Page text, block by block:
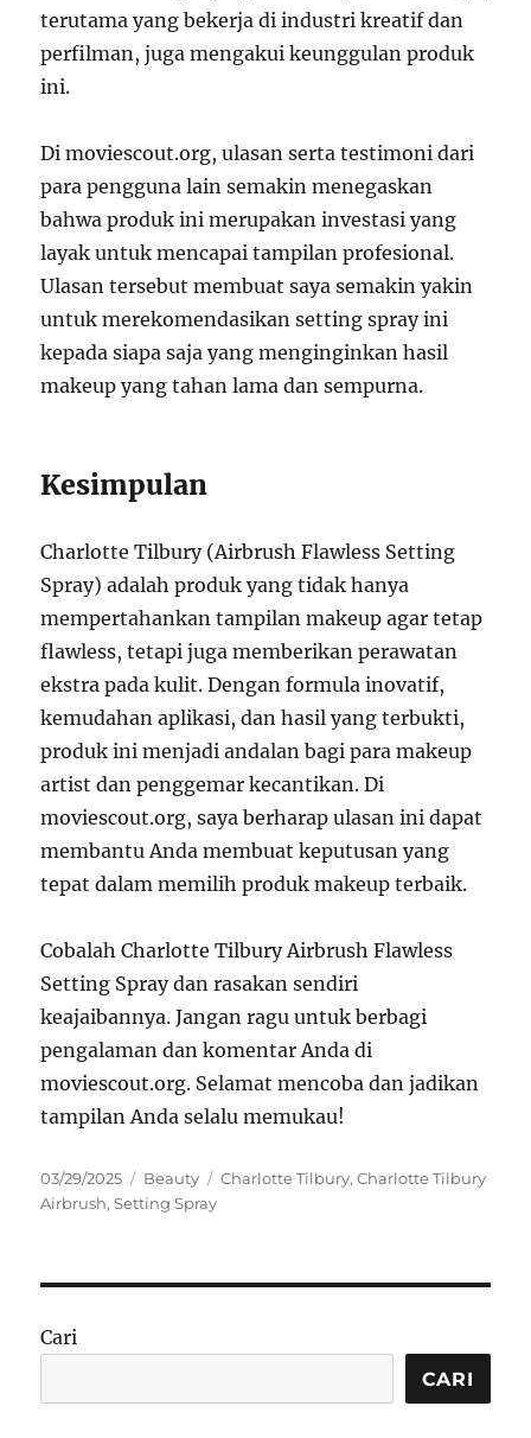
terutama yang bekerja di industri kreatif dan
perfilman, juga mengakui keunggulan produk
ini.
Di moviescout.org, ulasan serta testimoni dari
para pengguna lain semakin menegaskan
bahwa produk ini merupakan investasi yang
layak untuk mencapai tampilan profesional.
Ulasan tersebut membuat saya semakin yakin
untuk merekomendasikan setting spray ini
kepada siapa saja yang menginginkan hasil
makeup yang tahan lama dan sempurna.
Kesimpulan
Charlotte Tilbury (Airbrush Flawless Setting
Spray) adalah produk yang tidak hanya
mempertahankan tampilan makeup agar tetap
flawless, tetapi juga memberikan perawatan
ekstra pada kulit. Dengan formula inovatif,
kemudahan aplikasi, dan hasil yang terbukti,
produk ini menjadi andalan bagi para makeup
artist dan penggemar kecantikan. Di
moviescout.org, saya berharap ulasan ini dapat
membantu Anda membuat keputusan yang
tepat dalam memilih produk makeup terbaik.
Cobalah Charlotte Tilbury Airbrush Flawless
Setting Spray dan rasakan sendiri
keajaibannya. Jangan ragu untuk berbagi
pengalaman dan komentar Anda di
moviescout.org. Selamat mencoba dan jadikan
tampilan Anda selalu memukau!
Posted
on
03/29/2025 Categories
Beauty Tags
Charlotte Tilbury,Charlotte Tilbury
Airbrush,Setting Spray
Cari
CARI